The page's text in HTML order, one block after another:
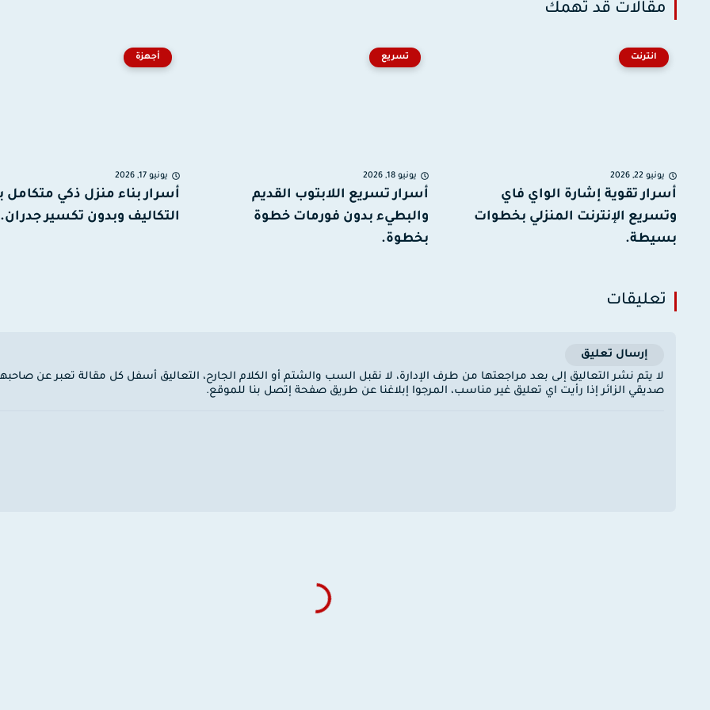
مقالات قد تهمك
انترنت
يونيو 22, 2026
أسرار تقوية إشارة الواي فاي
وتسريع الإنترنت المنزلي بخطوات
بسيطة.
تسريع
يونيو 18, 2026
أسرار تسريع اللابتوب القديم
والبطيء بدون فورمات خطوة
بخطوة.
أجهزة
يونيو 17, 2026
أسرار بناء منزل ذكي متكامل
التكاليف وبدون تكسير جدران.
تعليقات
إرسال تعليق
لا يتم نشر التعاليق إلى بعد مراجعتها من طرف الإدارة، لا نقبل السب والشتم أو الكلام الجارح، التعاليق أسفل كل مقالة تعبر عن
صديقي الزائر إذا رأيت اي تعليق غير مناسب، المرجوا إبلاغنا عن طريق صفحة إتصل بنا للموقع.